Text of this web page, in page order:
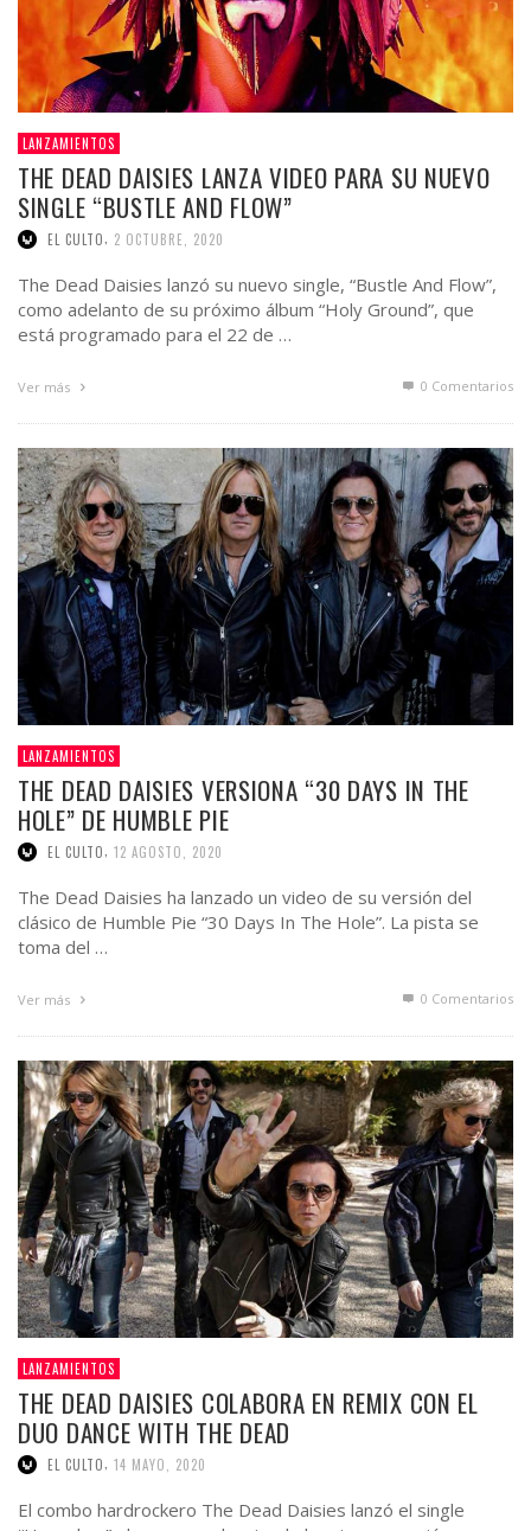
LANZAMIENTOS
THE DEAD DAISIES LANZA VIDEO PARA SU NUEVO
SINGLE “BUSTLE AND FLOW”
EL CULTO, 2 OCTUBRE, 2020
The Dead Daisies lanzó su nuevo single, “Bustle And Flow”,
como adelanto de su próximo álbum “Holy Ground”, que
está programado para el 22 de …
Ver más 0 Comentarios
LANZAMIENTOS
THE DEAD DAISIES VERSIONA “30 DAYS IN THE
HOLE” DE HUMBLE PIE
EL CULTO, 12 AGOSTO, 2020
The Dead Daisies ha lanzado un video de su versión del
clásico de Humble Pie “30 Days In The Hole”. La pista se
toma del …
Ver más 0 Comentarios
LANZAMIENTOS
THE DEAD DAISIES COLABORA EN REMIX CON EL
DUO DANCE WITH THE DEAD
EL CULTO, 14 MAYO, 2020
El combo hardrockero The Dead Daisies lanzó el single